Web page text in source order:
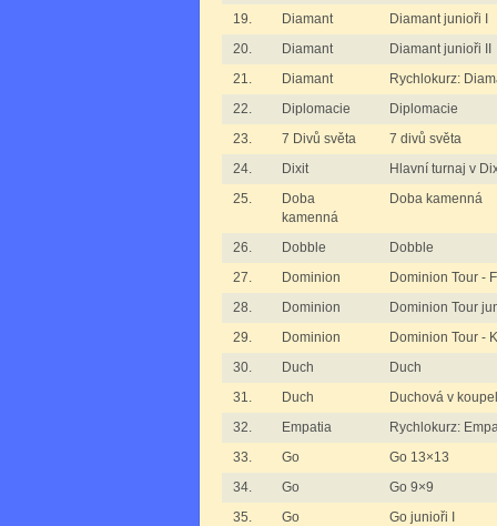
19.
Diamant
Diamant junioři I
20.
Diamant
Diamant junioři II
21.
Diamant
Rychlokurz:
22.
Diplomacie
Diplomacie
23.
7 Divů světa
7 divů světa
24.
Dixit
Hlavní turnaj v
25.
Doba
kamenná
Doba kamenná
26. Dobble
Dobble
27.
Dominion
Dominion Tour -
28.
Dominion
Dominion Tour
29.
Dominion
Dominion Tour -
30.
Duch
Duch
31.
Duch
Duchová v
32.
Empatia
Rychlokurz:
33.
Go
Go 13×13
34.
Go
Go 9×9
35.
Go
Go junioři I